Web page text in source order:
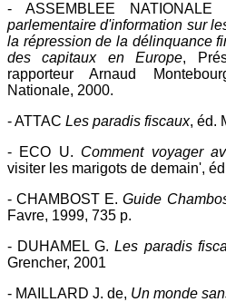
- ASSEMBLEE NATIONALE
parlementaire d'information sur
la répression de la délinquance
des capitaux en Europe,
rapporteur Arnaud
Nationale, 2000.
- ATTAC Les paradis fiscaux, éd.
- ECO U. Comment voyager
visiter les marigots de demain',
- CHAMBOST E.Guide
Favre, 1999, 735 p.
- DUHAMEL G.Les paradis
Grencher, 2001
- MAILLARD J. de, Un monde